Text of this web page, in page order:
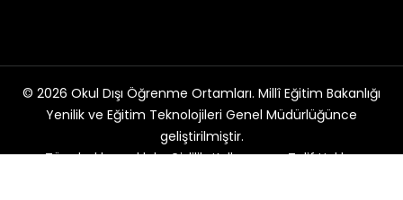
© 2026 Okul Dışı Öğrenme Ortamları. Millî Eğitim Bakanlığı
Yenilik ve Eğitim Teknolojileri Genel Müdürlüğünce
geliştirilmiştir.
Tüm hakları saklıdır. Gizlilik, Kullanım ve Telif Hakları